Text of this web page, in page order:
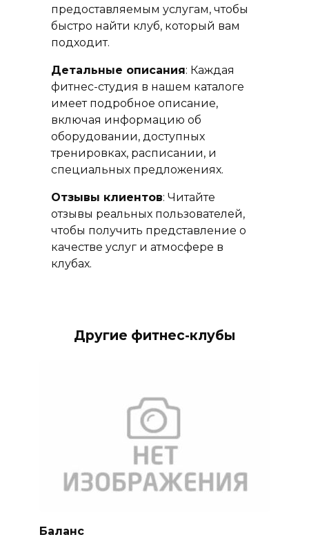
предоставляемым услугам, чтобы
быстро найти клуб, который вам
подходит.
Детальные описания: Каждая
фитнес-студия в нашем каталоге
имеет подробное описание,
включая информацию об
оборудовании, доступных
тренировках, расписании, и
специальных предложениях.
Отзывы клиентов: Читайте
отзывы реальных пользователей,
чтобы получить представление о
качестве услуг и атмосфере в
клубах.
Другие фитнес-клубы
Баланс